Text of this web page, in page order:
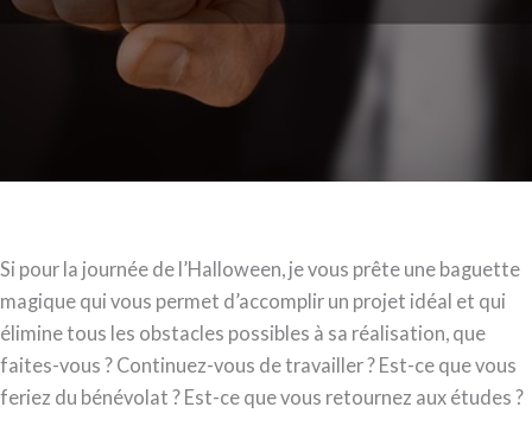
Si pour la journée de l’Halloween, je vous prête une baguette
magique qui vous permet d’accomplir un projet idéal et qui
élimine tous les obstacles possibles à sa réalisation, que
faites-vous ? Continuez-vous de travailler ? Est-ce que vous
feriez du bénévolat ? Est-ce que vous retournez aux études ?